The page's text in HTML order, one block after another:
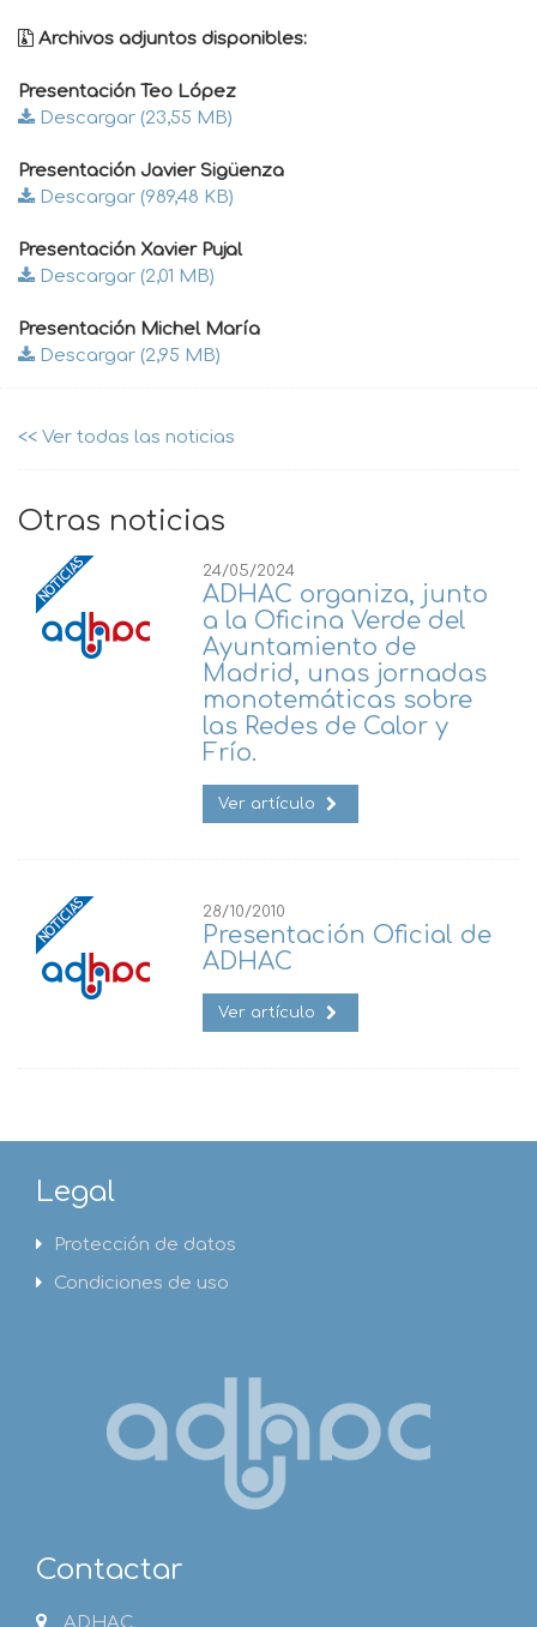
Archivos adjuntos disponibles:
Presentación Teo López
Descargar (23,55 MB)
Presentación Javier Sigüenza
Descargar (989,48 KB)
Presentación Xavier Pujal
Descargar (2,01 MB)
Presentación Michel María
Descargar (2,95 MB)
<< Ver todas las noticias
Otras noticias
24/05/2024
ADHAC organiza, junto
a la Oficina Verde del
Ayuntamiento de
Madrid, unas jornadas
monotemáticas sobre
las Redes de Calor y
Frío.
Ver artículo
28/10/2010
Presentación Oficial de
ADHAC
Ver artículo
Legal
Protección de datos
Condiciones de uso
Contactar
ADHAC